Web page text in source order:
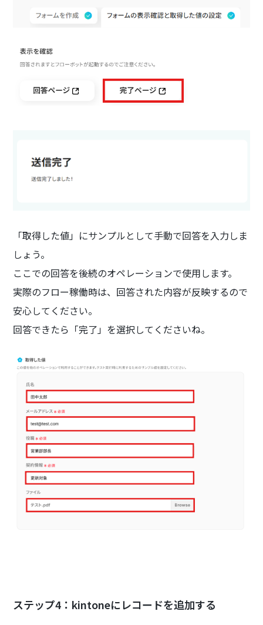
「取得した値」にサンプルとして手動で回答を入力しま
しょう。
ここでの回答を後続のオペレーションで使用します。
実際のフロー稼働時は、回答された内容が反映するので
安心してください。
回答できたら「完了」を選択してくださいね。
ステップ4：kintoneにレコードを追加する